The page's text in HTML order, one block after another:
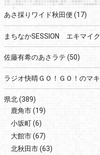
あさ採りワイド秋田便 (17)
まちなかSESSION エキマイク
佐藤有希のあさラテ (50)
ラジオ快晴ＧＯ！ＧＯ！のマキ
県北(389)
鹿角市(19)
小坂町(6)
大館市(67)
北秋田市(63)